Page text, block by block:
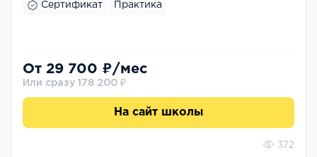
Сертификат Практика
От 29 700 ₽/мес
Или сразу 178 200 ₽
На сайт школы
372